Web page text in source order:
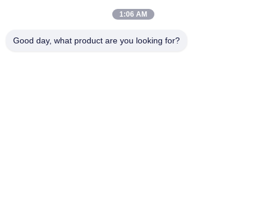
DY28-05A OD 28mm Anodizing Alloy Aluminium Lean Tube
1:06 AM
Good day, what product are you looking for?